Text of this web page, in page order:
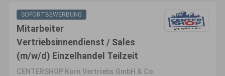
SOFORTBEWERBUNG
Mitarbeiter
Vertriebsinnendienst / Sales
(m/w/d) Einzelhandel Teilzeit
CENTERSHOP Korn Vertriebs GmbH & Co.